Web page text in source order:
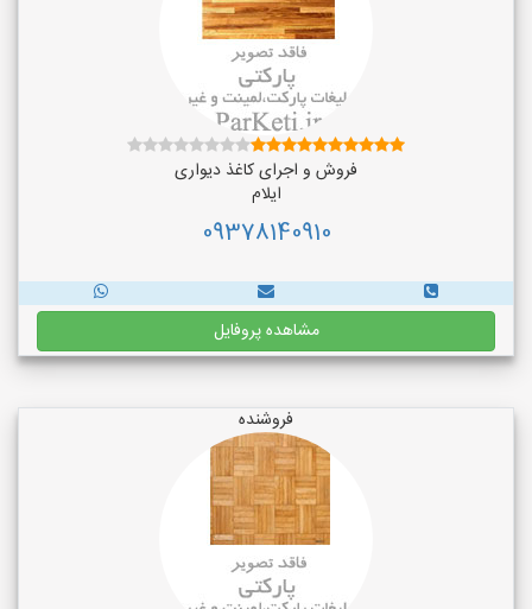
فروش و اجرای کاغذ دیواری
ایلام
09378140910
مشاهده پروفایل
فروشنده